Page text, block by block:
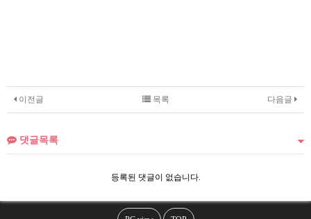
이전글 다음글
목록
댓글목록
등록된 댓글이 없습니다.